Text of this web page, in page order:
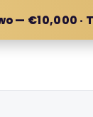
— €10,000 ·